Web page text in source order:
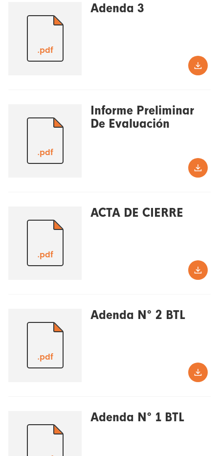
.pdf
Adenda 3
.pdf
Informe Preliminar
De Evaluación
.pdf
ACTA DE CIERRE
.pdf
Adenda N° 2 BTL
Adenda N° 1 BTL